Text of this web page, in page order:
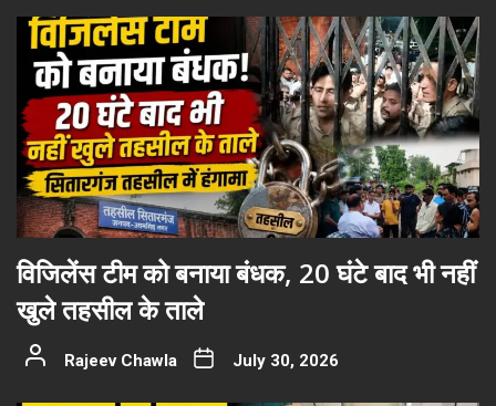
विजिलेंस टीम को बनाया बंधक, 20 घंटे बाद भी नहीं
खुले तहसील के ताले
Rajeev Chawla July 30, 2026